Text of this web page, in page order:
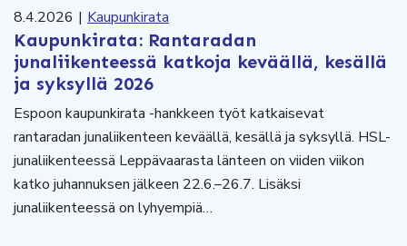
8.4.2026 | Kaupunkirata
Kaupunkirata: Rantaradan
junaliikenteessä katkoja keväällä, kesällä
ja syksyllä 2026
Espoon kaupunkirata -hankkeen työt katkaisevat
rantaradan junaliikenteen keväällä, kesällä ja syksyllä. HSL-
junaliikenteessä Leppävaarasta länteen on viiden viikon
katko juhannuksen jälkeen 22.6.–26.7. Lisäksi
junaliikenteessä on lyhyempiä…